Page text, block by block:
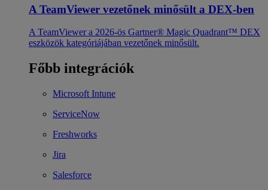
A TeamViewer vezetőnek minősült a DEX-ben
A TeamViewer a 2026-ös Gartner® Magic Quadrant™ DEX
eszközök kategóriájában vezetőnek minősült.
Főbb integrációk
Microsoft Intune
ServiceNow
Freshworks
Jira
Salesforce